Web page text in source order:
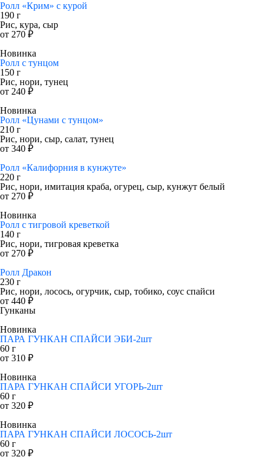
Ролл «Крим» с курой
190 г
Рис, кура, сыр
от 270 ₽
Новинка
Ролл с тунцом
150 г
Рис, нори, тунец
от 240 ₽
Новинка
Ролл «Цунами с тунцом»
210 г
Рис, нори, сыр, салат, тунец
от 340 ₽
Ролл «Калифорния в кунжуте»
220 г
Рис, нори, имитация краба, огурец, сыр, кунжут белый
от 270 ₽
Новинка
Ролл с тигровой креветкой
140 г
Рис, нори, тигровая креветка
от 270 ₽
Ролл Дракон
230 г
Рис, нори, лосось, огурчик, сыр, тобико, соус спайси
от 440 ₽
Гунканы
Новинка
ПАРА ГУНКАН СПАЙСИ ЭБИ-2шт
60 г
от 310 ₽
Новинка
ПАРА ГУНКАН СПАЙСИ УГОРЬ-2шт
60 г
от 320 ₽
Новинка
ПАРА ГУНКАН СПАЙСИ ЛОСОСЬ-2шт
60 г
от 320 ₽